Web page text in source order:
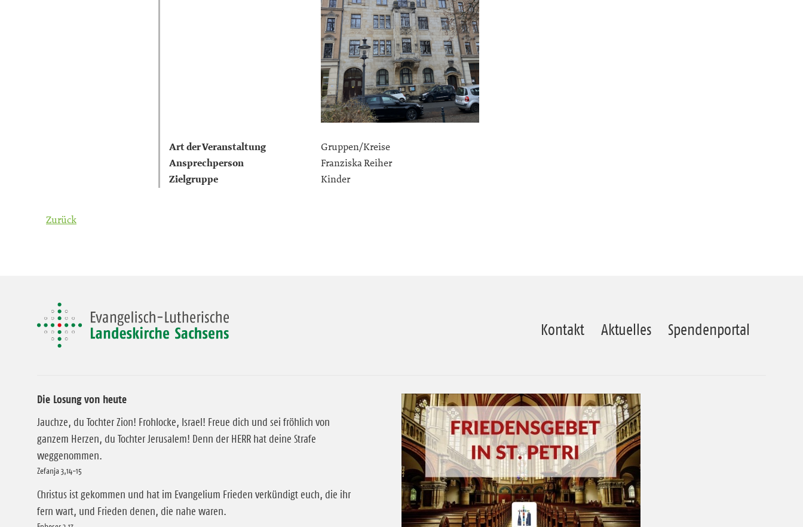
Art der Veranstaltung Gruppen/Kreise
Ansprechperson Franziska Reiher
Zielgruppe Kinder
Zurück
Kontakt Aktuelles Spendenportal
Die Losung von heute
Jauchze, du Tochter Zion! Frohlocke, Israel! Freue dich und sei fröhlich von
ganzem Herzen, du Tochter Jerusalem! Denn der HERR hat deine Strafe
weggenommen.
Zefanja 3,14-15
Christus ist gekommen und hat im Evangelium Frieden verkündigt euch, die ihr
fern wart, und Frieden denen, die nahe waren.